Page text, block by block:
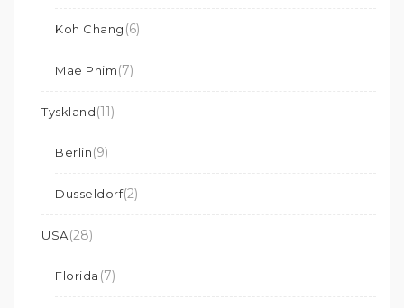
Koh Chang (6)
Mae Phim(7)
Tyskland(11)
Berlin(9)
Dusseldorf(2)
USA(28)
Florida (7)